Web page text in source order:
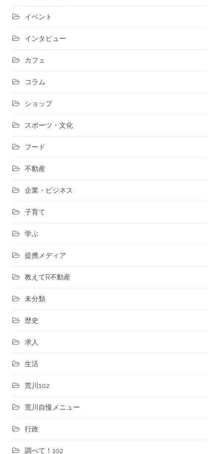
イベント
インタビュー
カフェ
コラム
ショップ
スポーツ・文化
フード
不動産
企業・ビジネス
子育て
学ぶ
提携メディア
教えてR不動産
未分類
歴史
求人
生活
荒川102
荒川自慢メニュー
行政
調べて！102